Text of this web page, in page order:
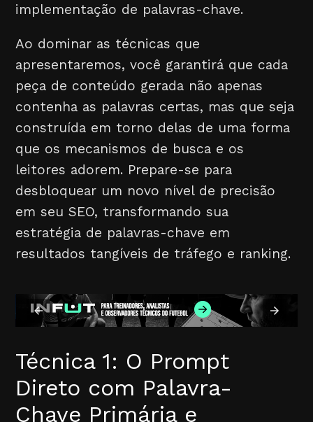
implementação de palavras-chave.
Ao dominar as técnicas que
apresentaremos, você garantirá que cada
peça de conteúdo gerada não apenas
contenha as palavras certas, mas que seja
construída em torno delas de uma forma
que os mecanismos de busca e os
leitores adorem. Prepare-se para
desbloquear um novo nível de precisão
em seu SEO, transformando sua
estratégia de palavras-chave em
resultados tangíveis de tráfego e ranking.
Técnica 1: O Prompt
Direto com Palavra-
Chave Primária e